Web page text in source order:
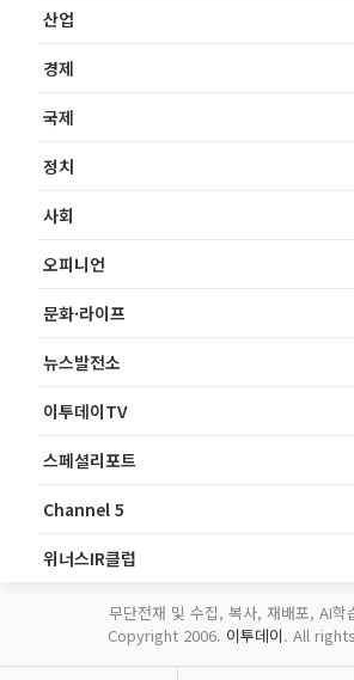
산업
경제
국제
정치
사회
오피니언
문화·라이프
뉴스발전소
이투데이TV
스페셜리포트
Channel 5
위너스IR클럽
무단전재 및 수집, 복사, 재배포, AI학
Copyright 2006. 이투데이. All